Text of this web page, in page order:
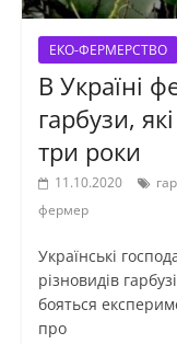
ЕКО-ФЕРМЕРСТВО
В Україні
гарбузи,
три роки
11.10.2020
фермер
Українські
різновидів
бояться
про